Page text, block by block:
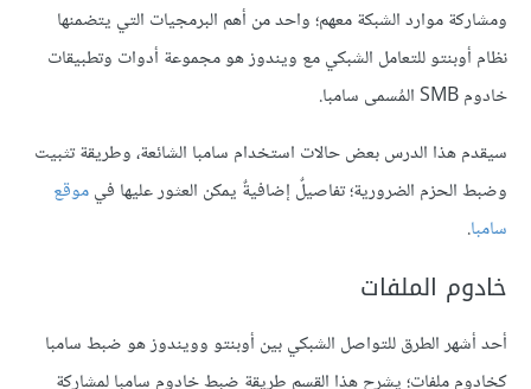
ومشاركة موارد الشبكة معهم؛ واحد من أهم البرمجيات التي يتضمنها
نظام أوبنتو للتعامل الشبكي مع ويندوز هو مجموعة أدوات وتطبيقات
خادوم SMB المُسمى سامبا.
سيقدم هذا الدرس بعض حالات استخدام سامبا الشائعة، وطريقة تثبيت
وضبط الحزم الضرورية؛ تفاصيلٌ إضافيةٌ يمكن العثور عليها فيموقع
سامبا.
خادوم الملفات
أحد أشهر الطرق للتواصل الشبكي بين أوبنتو وويندوز هو ضبط سامبا
كخادوم ملفات؛ يشرح هذا القسم طريقة ضبط خادوم سامبا لمشاركة